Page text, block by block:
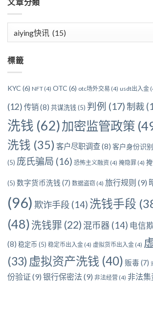
文章分類
類
標籤
KYC (6) NFT (4) OTC (6) otc场外交易 (4) usdt出入金
(12) 传销(8) 共谋洗钱(5) 判例 (17)制裁
洗钱 (62)加密监管政策
洗钱 (35) 客户尽职调查(8) 客户身份识别
(5) 庞氏骗局 (16) 恐怖主义融资 (4) 掩隐罪 (4)
(5) 数字货币洗钱 (7) 数据盗窃 (4) 旅行规则 (9)
(96) 欺诈手段 (14) 洗钱手段
(48) 洗钱罪 (22) 混币器 (14) 电信
(8) 稳定币 (5) 稳定币出入金 (4) 虚拟货币出入金 (4)
(33) 虚拟资产洗钱 (40) 贩毒 (7)
份验证 (9) 银行保密法 (9) 非法经营 (4) 非法集